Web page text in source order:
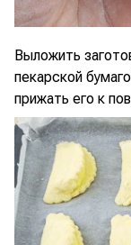
Выложить
пекарской
прижать его к